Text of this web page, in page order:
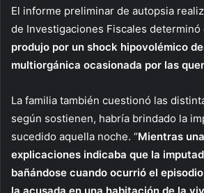
El informe preliminar de autopsia
de Investigaciones Fiscales determinó
produjo por un shock hipovolémico
multiorgánica ocasionada por las
La familia también cuestionó las
según sostienen, habría brindado la
sucedido aquella noche. “Mientras
explicaciones indicaba que la
bañándose cuando ocurrió el